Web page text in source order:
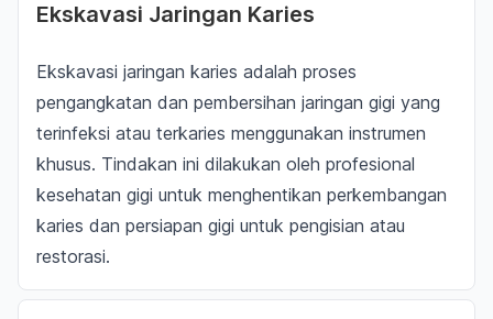
Ekskavasi Jaringan Karies
Ekskavasi jaringan karies adalah proses
pengangkatan dan pembersihan jaringan gigi yang
terinfeksi atau terkaries menggunakan instrumen
khusus. Tindakan ini dilakukan oleh profesional
kesehatan gigi untuk menghentikan perkembangan
karies dan persiapan gigi untuk pengisian atau
restorasi.